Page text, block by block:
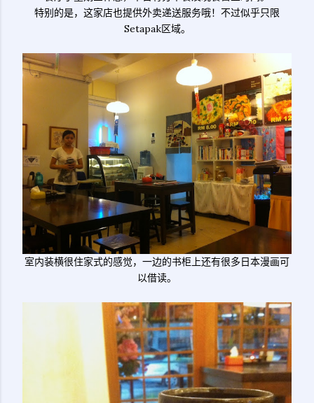
特别的是，这家店也提供外卖递送服务哦！不过似乎只限
Setapak区域。
室内装横很住家式的感觉，一边的书柜上还有很多日本漫画可
以借读。